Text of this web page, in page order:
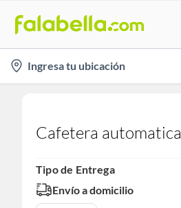
location-
icon
Ingresa tu ubicación
Cafetera automatica
Tipo de Entrega
Envío a domicilio